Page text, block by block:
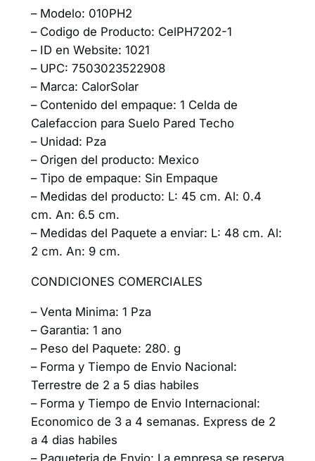
– Modelo: 010PH2
– Codigo de Producto: CelPH7202-1
– ID en Website: 1021
– UPC: 7503023522908
– Marca: CalorSolar
– Contenido del empaque: 1 Celda de
Calefaccion para Suelo Pared Techo
– Unidad: Pza
– Origen del producto: Mexico
– Tipo de empaque: Sin Empaque
– Medidas del producto: L: 45 cm. Al: 0.4
cm. An: 6.5 cm.
– Medidas del Paquete a enviar: L: 48 cm. Al:
2 cm. An: 9 cm.
CONDICIONES COMERCIALES
– Venta Minima: 1 Pza
– Garantia: 1 ano
– Peso del Paquete: 280. g
– Forma y Tiempo de Envio Nacional:
Terrestre de 2 a 5 dias habiles
– Forma y Tiempo de Envio Internacional:
Economico de 3 a 4 semanas. Express de 2
a 4 dias habiles
– Paqueteria de Envio: La empresa se reserva